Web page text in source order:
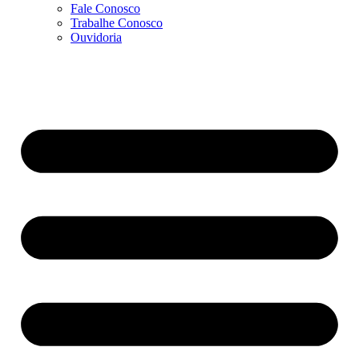
Fale Conosco
Trabalhe Conosco
Ouvidoria